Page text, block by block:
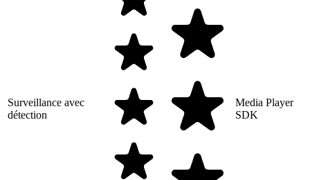
Surveillance avec
détection
Media Player
SDK